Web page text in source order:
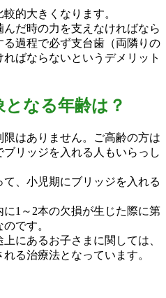
的大きくなります。
だ時の力を支えなければなら
過程で必ず支台歯（両隣りの
ばならないというデメリット
なる年齢は？
はありません。ご高齢の方は
ブリッジを入れる人もいらっし
、小児期にブリッジを入れる
1～2本の欠損が生じた際に第
です。
にあるお子さまに関しては、
る治療法となっています。